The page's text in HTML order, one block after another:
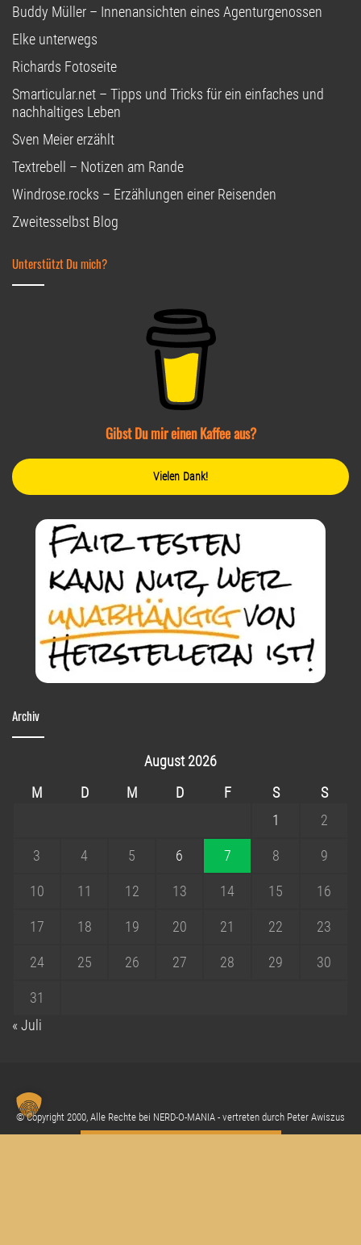
Buddy Müller – Innenansichten eines Agenturgenossen
Elke unterwegs
Richards Fotoseite
Smarticular.net – Tipps und Tricks für ein einfaches und
nachhaltiges Leben
Sven Meier erzählt
Textrebell – Notizen am Rande
Windrose.rocks – Erzählungen einer Reisenden
Zweitesselbst Blog
Unterstützt Du mich?
Gibst Du mir einen Kaffee aus?
Vielen Dank!
Archiv
August 2026
M
D M D F S
S
1
2
3 4 5 6 7 8 9
10 11 12 13 14 15 16
17 18 19 20 21 22 23
24 25 26 27 28 29 30
31
« Juli
© Copyright 2000, Alle Rechte bei NERD-O-MANIA - vertreten durch Peter Awiszus